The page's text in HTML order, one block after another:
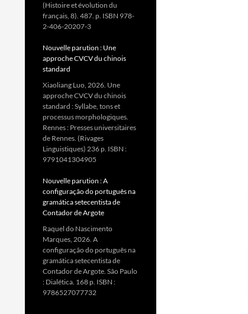
(Histoire et évolution du
français, 8). 487. p. ISBN 978-
2-406-20207-3
Nouvelle parution : Une
approche CVCV du chinois
standard
Xiaoliang Luo, 2026. Une
approche CVCV du chinois
standard : Syllabe, tons et
processus morphologiques.
Rennes : Presses universitaires
de Rennes. (Rivages
Linguistiques) 236 p. ISBN :
9791041304905
Nouvelle parution : A
configuração do português na
gramática setecentista de
Contador de Argote
Raquel do Nascimento
Marques, 2026. A
configuração do português na
gramática setecentista de
Contador de Argote. São Paulo
: Dialética. 168 p. ISBN :
9786527077732